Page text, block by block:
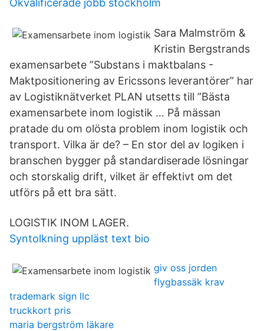
Okvalificerade jobb stockholm
Sara Malmström &
Kristin Bergstrands
examensarbete ”Substans i maktbalans -
Maktpositionering av Ericssons leverantörer” har
av Logistiknätverket PLAN utsetts till ”Bästa
examensarbete inom logistik … På mässan
pratade du om olösta problem inom logistik och
transport. Vilka är de? – En stor del av logiken i
branschen bygger på standardiserade lösningar
och storskalig drift, vilket är effektivt om det
utförs på ett bra sätt.
LOGISTIK INOM LAGER.
Syntolkning uppläst text bio
giv oss jorden
flygbassäk krav
trademark sign llc
truckkort pris
maria bergström läkare